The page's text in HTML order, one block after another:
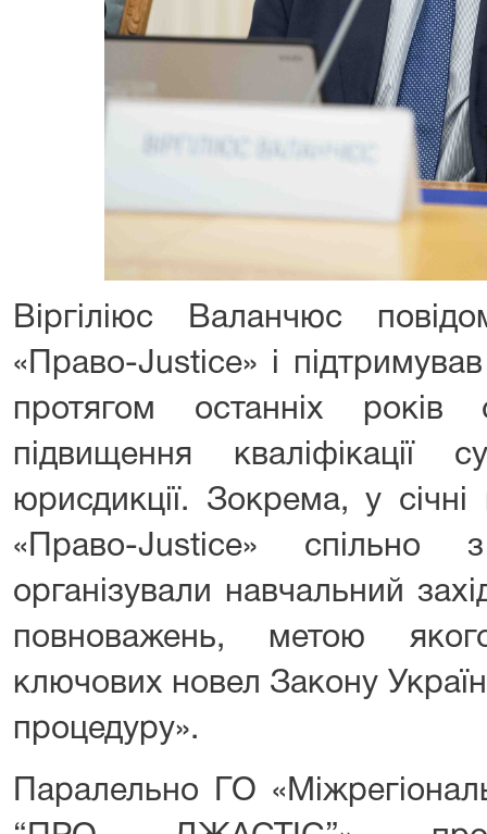
Віргіліюс Валанчюс
«Право-Justice» і
протягом останніх років
підвищення кваліфікації
юрисдикції. Зокрема, у
«Право-Justice» спільно
організували навчальний
повноважень, метою
ключових новел Закону
процедуру».
Паралельно ГО